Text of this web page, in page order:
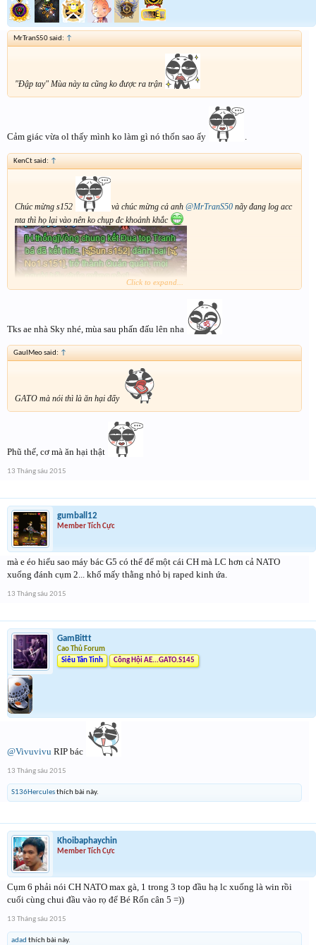
MrTranS50 said: ↑
"Đập tay" Mùa này ta cũng ko được ra trận
Cảm giác vừa ol thấy mình ko làm gì nó thốn sao ấy .
KenCt said: ↑
Chúc mừng s152 và chúc mừng cả anh @MrTranS50 nãy đang log acc
nta thì họ lại vào nên ko chụp đc khoảnh khắc
Click to expand...
Tks ae nhà Sky nhé, mùa sau phấn đấu lên nha
GauIMeo said: ↑
GATO mà nói thì là ăn hại đấy
Phũ thế, cơ mà ăn hại thật
13 Tháng sáu 2015
gumball12
Member Tích Cực
mà e éo hiểu sao máy bác G5 có thể để một cái CH mà LC hơn cả NATO
xuống đánh cụm 2... khổ mấy thằng nhỏ bị raped kinh ứa.
13 Tháng sáu 2015
GamBittt
Cao Thủ Forum
Siêu Tân Tinh
Công Hội AE...GATO.S145
@Vivuvivu RIP bác
13 Tháng sáu 2015
S136Herculesthích bài này.
Khoibaphaychin
Member Tích Cực
Cụm 6 phải nói CH NATO max gà, 1 trong 3 top đầu hạ lc xuống là win rồi
cuối cùng chui đầu vào rọ để Bé Rốn cân 5 =))
13 Tháng sáu 2015
adad thích bài này.